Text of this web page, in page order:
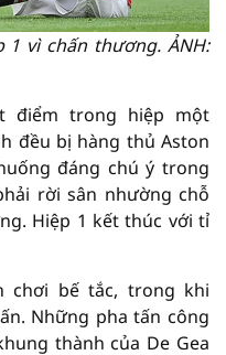
vì chấn thương. ẢNH:
điểm trong hiệp một
đều bị hàng thủ Aston
đáng chú ý trong
rời sân nhường chỗ
Hiệp 1 kết thúc với tỉ
chơi bế tắc, trong khi
Những pha tấn công
thành của De Gea